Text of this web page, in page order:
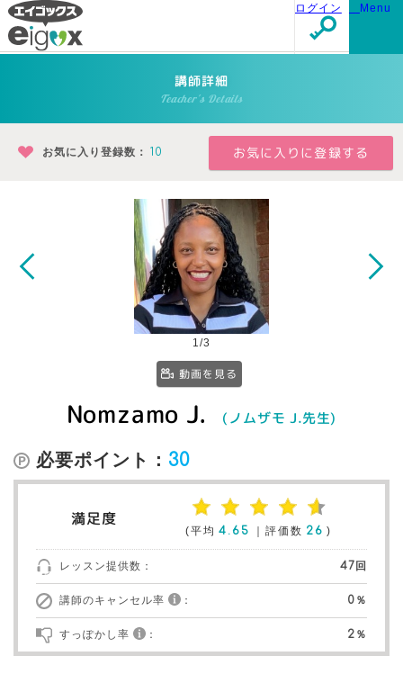
Menu
ログイン
講師詳細
Teacher's Details
1/3
動画を見る
Nomzamo J. (ノムザモ J.先生)
必要ポイント： 30
満足度
(平均 4.65 ｜評価数 26 )
レッスン提供数： 47回
講師のキャンセル率 ： 0％
すっぽかし率 ： 2％
お気に入り登録数：10